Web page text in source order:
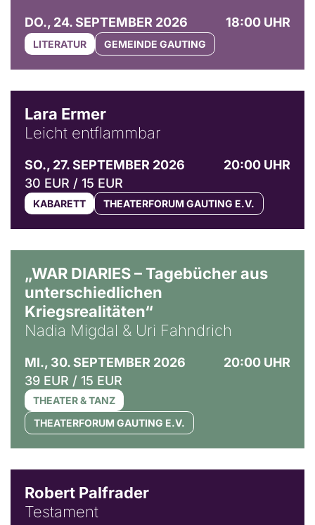
DO., 24. SEPTEMBER 2026 18:00 UHR
LITERATUR GEMEINDE GAUTING
Lara Ermer
Leicht entflammbar
SO., 27. SEPTEMBER 2026
20:00 UHR
30 EUR / 15 EUR
KABARETT THEATERFORUM GAUTING E.V.
„WAR DIARIES – Tagebücher aus
unterschiedlichen
Kriegsrealitäten“
Nadia Migdal & Uri Fahndrich
MI., 30. SEPTEMBER 2026
20:00 UHR
39 EUR / 15 EUR
THEATER & TANZ
THEATERFORUM GAUTING E.V.
Robert Palfrader
Testament